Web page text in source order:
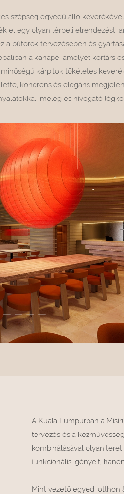
szépség egyedülálló
el egy olyan térbeli elrendezést,
a bútorok tervezésében és
a kanapé, amelyet kortárs
kárpitok tökéletes
koherens és elegáns
meleg és hívogató
A Kuala Lumpurban a
tervezés és a
kombinálásával olyan
funkcionális igényeit,
Mint vezető egyedi otthon